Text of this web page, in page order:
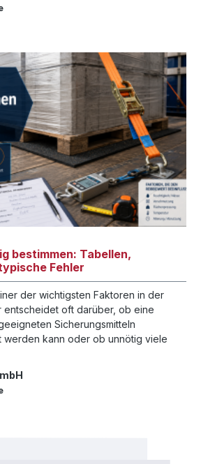
bestimmen: Tabellen,
Fehler
der wichtigsten Faktoren in der
entscheidet oft darüber, ob eine
Sicherungsmitteln
werden kann oder ob unnötig viele